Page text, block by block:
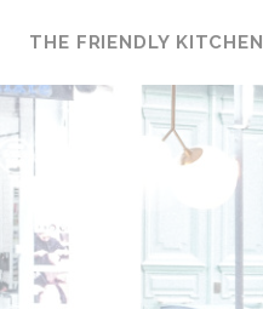
THE FRIENDLY KITCHEN